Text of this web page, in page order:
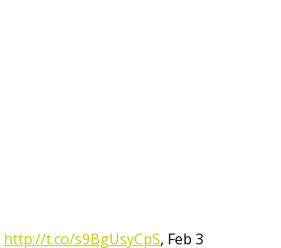
http://t.co/s9BgUsyCpS, Feb 3